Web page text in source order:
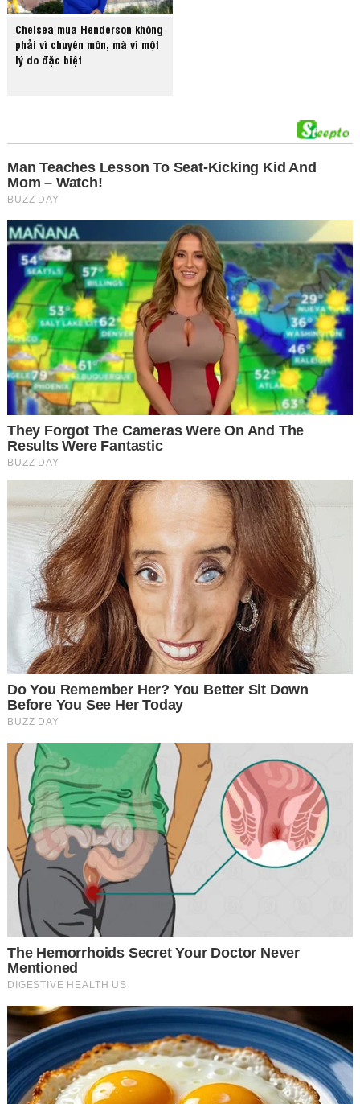
Chelsea mua Henderson không
phải vì chuyên môn, mà vì một
lý do đặc biệt